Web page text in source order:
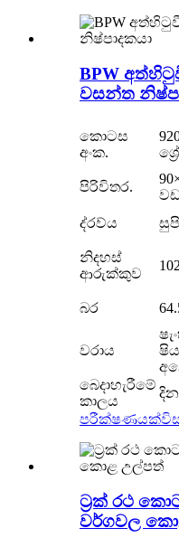
BPW
වසන්ත
කොටස
අංක.
පිරිවිතර.
ද්රව්ය
නිදහස්
ආරුක්කුව
බර
වරාය
බෙදාහැරීමේ
කාලය
දින
පරීක්ෂණයක්
ට්‍රක් රථ
වර්ගවල